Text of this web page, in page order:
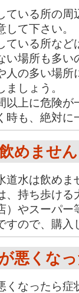
ている所の周
して下さい。
ている所など
い場所も多
人の多い場所
ましょう。
以上に危険が
時も、絶対に
めません
道水は飲めま
、持ち歩ける
）やスーパ
すので、購入
悪くな
くなったら症